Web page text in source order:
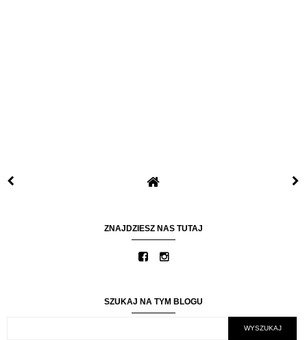
ZNAJDZIESZ NAS TUTAJ
SZUKAJ NA TYM BLOGU